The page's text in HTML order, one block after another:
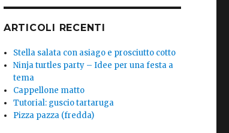
ARTICOLI RECENTI
Stella salata con asiago e prosciutto cotto
Ninja turtles party – Idee per una festa a
tema
Cappellone matto
Tutorial: guscio tartaruga
Pizza pazza (fredda)